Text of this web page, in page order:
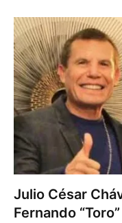
Julio César
Fernando